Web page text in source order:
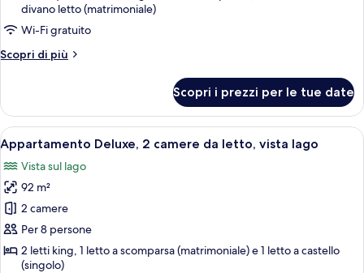
camere
da
letto,
lago
divano letto (matrimoniale)
Wi-Fi gratuito
Scopri di più
Altri
Deluxe,
camere
da
letto,
vista
lago
Scopri i prezzi per le tue date
Apri
tutte
le
foto
per
Appartamento
Deluxe,
Un soggiorno con camino,
25
Appartamento Deluxe, 2 camere da letto, vista lago
Vista sul lago
92 m²
2 camere
Per 8 persone
2 letti king, 1 letto a scomparsa (matrimoniale) e 1 letto a castello
(singolo)